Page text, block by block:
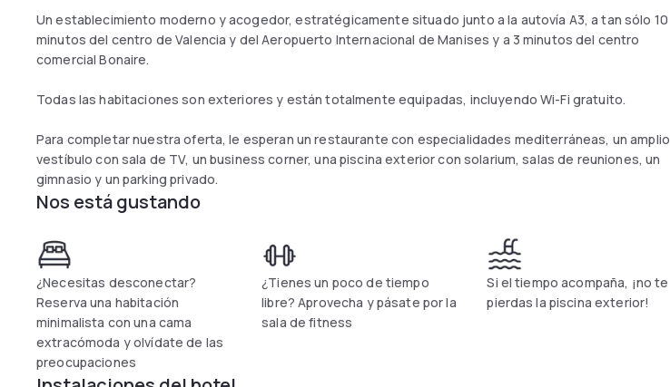
Un establecimiento moderno y acogedor, estratégicamente situado junto a la autovía A3, a tan sólo 10
minutos del centro de Valencia y del Aeropuerto Internacional de Manises y a 3 minutos del centro
comercial Bonaire.
Todas las habitaciones son exteriores y están totalmente equipadas, incluyendo Wi-Fi gratuito.
Para completar nuestra oferta, le esperan un restaurante con especialidades mediterráneas, un amplio
vestíbulo con sala de TV, un business corner, una piscina exterior con solarium, salas de reuniones, un
gimnasio y un parking privado.
Nos está gustando
¿Necesitas desconectar?
Reserva una habitación
minimalista con una cama
extracómoda y olvídate de las
preocupaciones
¿Tienes un poco de tiempo
libre? Aprovecha y pásate por la
sala de fitness
Si el tiempo acompaña, ¡no te
pierdas la piscina exterior!